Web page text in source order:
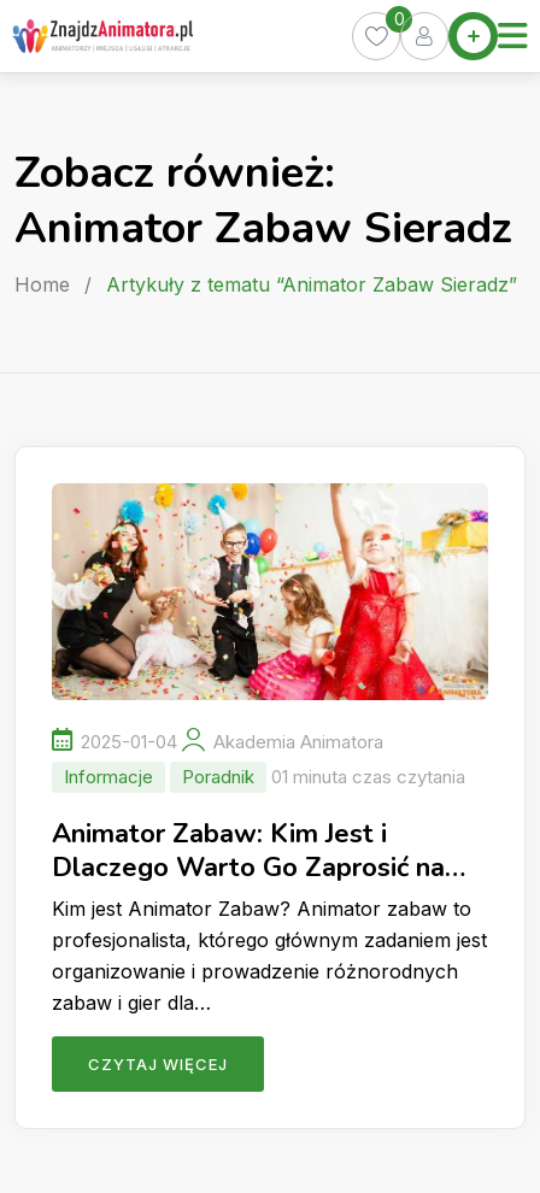
Skip
to
content
Home
Oferty
Kurs
0
Zobacz również:
Animator Zabaw Sieradz
Home / Artykuły z tematu “Animator Zabaw Sieradz”
2025-01-04
Akademia Animatora
Informacje
Poradnik 01 minuta czas czytania
Animator Zabaw: Kim Jest i
Dlaczego Warto Go Zaprosić na
Swoją Imprezę?
Kim jest Animator Zabaw? Animator zabaw to
profesjonalista, którego głównym zadaniem jest
organizowanie i prowadzenie różnorodnych
zabaw i gier dla…
CZYTAJ WIĘCEJ